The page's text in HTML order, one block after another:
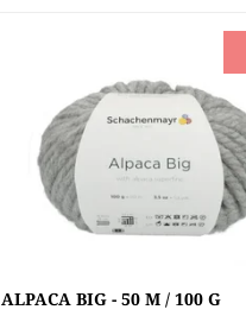
POUZE DO VYPRODÁNÍ
Alpaca Big je skutečná
příze. Superjemná vlákna
dodávají přízi hebkost,
dodává lehkost,...
Dostupnost:
Skladem 2 ks
Značka:
ALPACA BIG - 50 M / 100 G